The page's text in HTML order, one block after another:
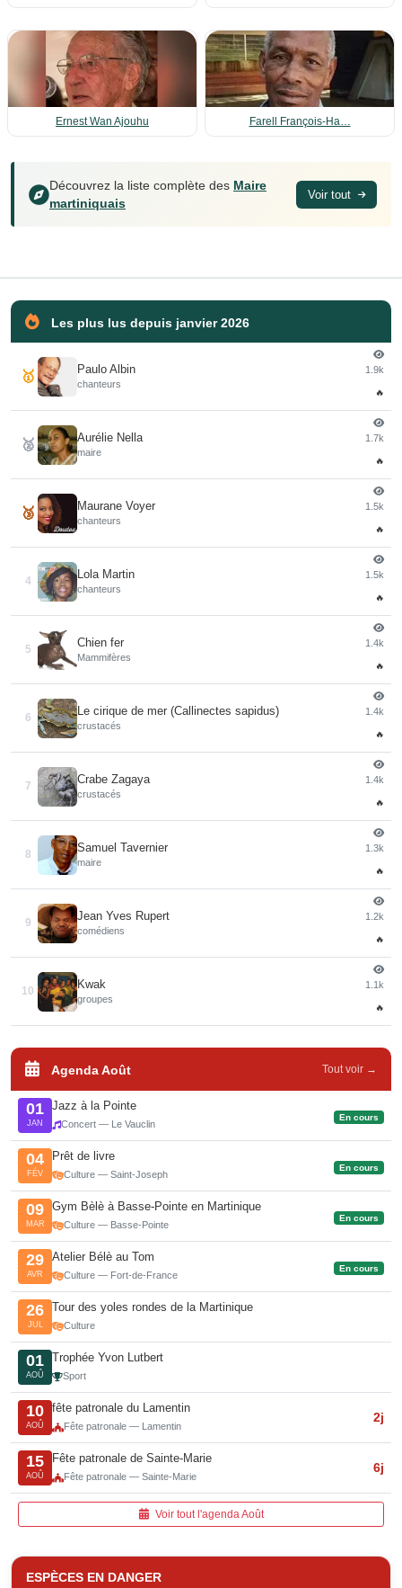
Ernest Wan Ajouhu Farell François-Ha…
Découvrez la liste complète des Maire
martiniquais
Voir tout
Les plus lus depuis janvier 2026
🥇 Paulo Albin
chanteurs
1.9k
🔥
🥈 Aurélie Nella
maire
1.7k
🔥
🥉 Maurane Voyer
chanteurs
1.5k
🔥
4
Lola Martin
chanteurs
1.5k
🔥
5
Chien fer
Mammifères
1.4k
🔥
6
Le cirique de mer (Callinectes sapidus)
crustacés
1.4k
🔥
7
Crabe Zagaya
crustacés
1.4k
🔥
8
Samuel Tavernier
maire
1.3k
🔥
9
Jean Yves Rupert
comédiens
1.2k
🔥
10
Kwak
groupes
1.1k
🔥
Agenda Août Tout voir →
01
JAN
Jazz à la Pointe
Concert — Le Vauclin
En cours
04
FÉV
Prêt de livre
Culture — Saint-Joseph
En cours
09
MAR
Gym Bèlè à Basse-Pointe en Martinique
Culture — Basse-Pointe
En cours
29
AVR
Atelier Bélè au Tom
Culture — Fort-de-France
En cours
26
JUL
Tour des yoles rondes de la Martinique
Culture
01
AOÛ
Trophée Yvon Lutbert
Sport
10
AOÛ
fête patronale du Lamentin
Fête patronale — Lamentin
2j
15
AOÛ
Fête patronale de Sainte-Marie
Fête patronale — Sainte-Marie
6j
Voir tout l'agenda Août
ESPÈCES EN DANGER